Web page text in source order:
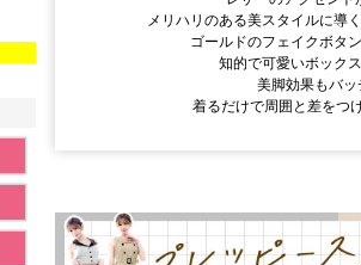
メリハリのある美スタイルに導
ゴールドのフェイクボタ
知的で可愛いボック
美脚効果もバ
着るだけで周囲と差をつ